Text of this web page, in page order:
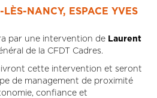
NANCY, ESPACE YVES
par une intervention de Laurent
de la CFDT Cadres.
cette intervention et seront
de management de proximité
confiance et